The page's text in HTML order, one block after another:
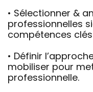
• Sélectionner &
professionnelles
compétences
• Définir
mobiliser pour
professionnelle.